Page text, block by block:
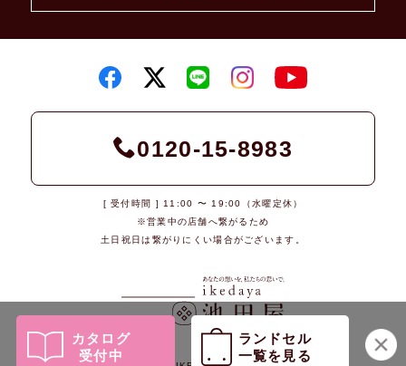
カタログ
受付中
ランドセル
一覧を見る
0120-15-8983
[ 受付時間 ] 11:00 〜 19:00（水曜定休）
※営業中の店舗へ繋がるため
土日祝日は繋がりにくい場合がございます。